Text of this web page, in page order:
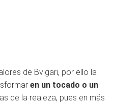
de Bvlgari, por ello la
en un tocado o un
de la realeza, pues en más